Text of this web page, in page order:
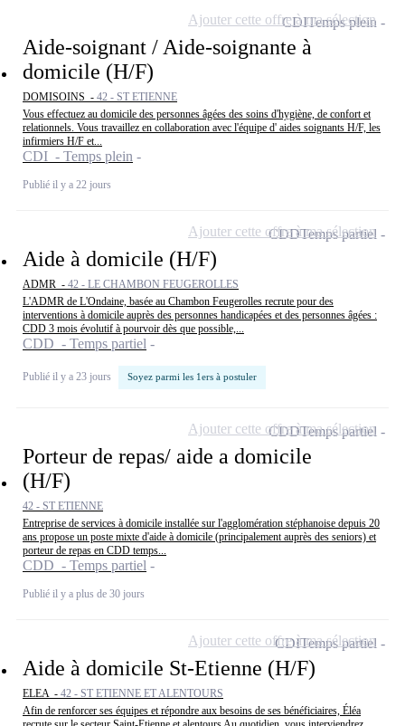
Aide-soignant / Aide-soignante à
domicile (H/F)
DOMISOINS - 42 - ST ETIENNE
Vous effectuez au domicile des personnes âgées des soins d'hygiène, de confort et
relationnels. Vous travaillez en collaboration avec l'équipe d' aides soignants H/F, les
infirmiers H/F et...
CDI - Temps plein
Publié il y a 22 jours
CDITemps plein
Ajouter cette offre à ma sélection
Aide à domicile (H/F)
ADMR - 42 - LE CHAMBON FEUGEROLLES
L'ADMR de L'Ondaine, basée au Chambon Feugerolles recrute pour des
interventions à domicile auprès des personnes handicapées et des personnes âgées :
CDD 3 mois évolutif à pourvoir dès que possible,...
CDD - Temps partiel
Publié il y a 23 jours Soyez parmi les 1ers à postuler
CDDTemps partiel
Ajouter cette offre à ma sélection
Porteur de repas/ aide a domicile
(H/F)
42 - ST ETIENNE
Entreprise de services à domicile installée sur l'agglomération stéphanoise depuis 20
ans propose un poste mixte d'aide à domicile (principalement auprès des seniors) et
porteur de repas en CDD temps...
CDD - Temps partiel
Publié il y a plus de 30 jours
CDDTemps partiel
Ajouter cette offre à ma sélection
Aide à domicile St-Etienne (H/F)
ELEA - 42 - ST ETIENNE ET ALENTOURS
Afin de renforcer ses équipes et répondre aux besoins de ses bénéficiaires, Éléa
CDITemps partiel
Ajouter cette offre à ma sélection